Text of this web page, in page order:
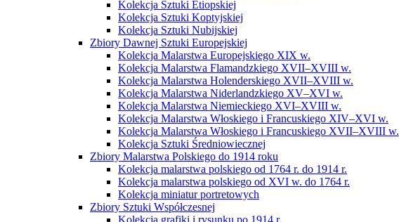
Kolekcja Sztuki Etiopskiej
Kolekcja Sztuki Koptyjskiej
Kolekcja Sztuki Nubijskiej
Zbiory Dawnej Sztuki Europejskiej
Kolekcja Malarstwa Europejskiego XIX w.
Kolekcja Malarstwa Flamandzkiego XVII–XVIII w.
Kolekcja Malarstwa Holenderskiego XVII–XVIII w.
Kolekcja Malarstwa Niderlandzkiego XV–XVI w.
Kolekcja Malarstwa Niemieckiego XVI–XVIII w.
Kolekcja Malarstwa Włoskiego i Francuskiego XIV–XVI w.
Kolekcja Malarstwa Włoskiego i Francuskiego XVII–XVIII w.
Kolekcja Sztuki Średniowiecznej
Zbiory Malarstwa Polskiego do 1914 roku
Kolekcja malarstwa polskiego od 1764 r. do 1914 r.
Kolekcja malarstwa polskiego od XVI w. do 1764 r.
Kolekcja miniatur portretowych
Zbiory Sztuki Współczesnej
Kolekcja grafiki i rysunku po 1914 r.